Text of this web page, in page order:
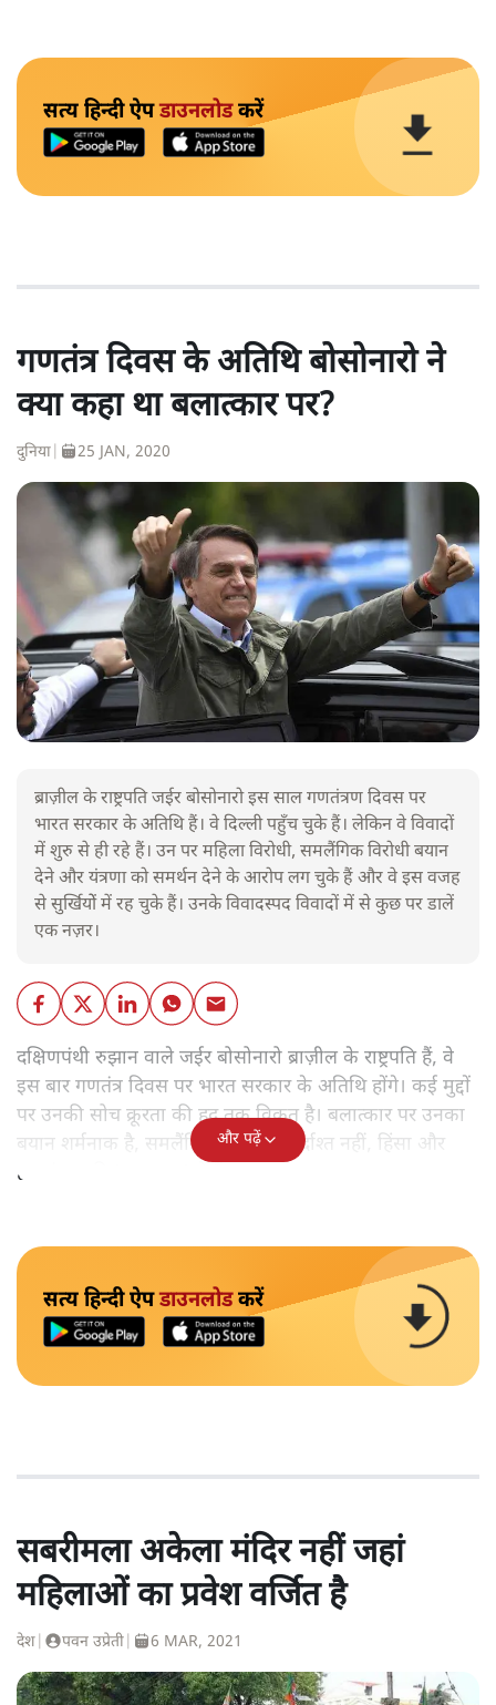
सत्य हिन्दी ऐपडाउनलोडकरें
गणतंत्र दिवस के अतिथि बोसोनारो ने
क्या कहा था बलात्कार पर?
दुनिया 25 JAN, 2020
ब्राज़ील के राष्ट्रपति जईर बोसोनारो इस साल गणतंत्रण दिवस पर
भारत सरकार के अतिथि हैं। वे दिल्ली पहुँच चुके हैं। लेकिन वे विवादों
में शुरु से ही रहे हैं। उन पर महिला विरोधी, समलैंगिक विरोधी बयान
देने और यंत्रणा को समर्थन देने के आरोप लग चुके हैं और वे इस वजह
से सुर्खियोें में रह चुके हैं। उनके विवादस्पद विवादों में से कुछ पर डालें
एक नज़र।
दक्षिणपंथी रुझान वाले जईर बोसोनारो ब्राज़ील के राष्ट्रपति हैं, वे
इस बार गणतंत्र दिवस पर भारत सरकार के अतिथि होंगे। कई मुद्दों
पर उनकी सोच क्रूरता की हद तक विकृत है। बलात्कार पर उनका
बयान शर्मनाक है, समलैंगिक लोग उन्हें बर्दाश्त नहीं, हिंसा और
हत्याएं उनकी 'रूल-बुक' में हैं।
और पढ़ें
सत्य हिन्दी ऐपडाउनलोडकरें
सबरीमला अकेला मंदिर नहीं जहां
महिलाओं का प्रवेश वर्जित है
देश पवन उप्रेती 6 MAR, 2021